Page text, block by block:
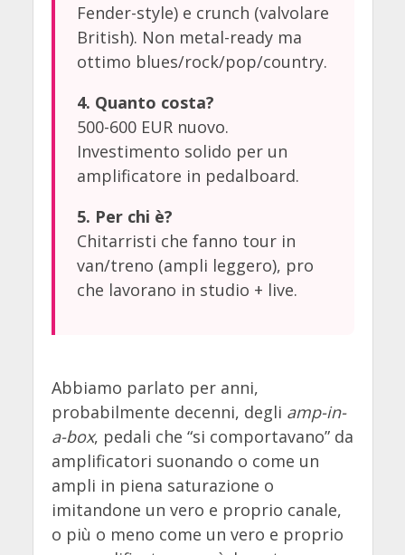
Fender-style) e crunch (valvolare
British). Non metal-ready ma
ottimo blues/rock/pop/country.
4. Quanto costa?
500-600 EUR nuovo.
Investimento solido per un
amplificatore in pedalboard.
5. Per chi è?
Chitarristi che fanno tour in
van/treno (ampli leggero), pro
che lavorano in studio + live.
Abbiamo parlato per anni,
probabilmente decenni, degli amp-in-
a-box, pedali che “si comportavano” da
amplificatori suonando o come un
ampli in piena saturazione o
imitandone un vero e proprio canale,
o più o meno come un vero e proprio